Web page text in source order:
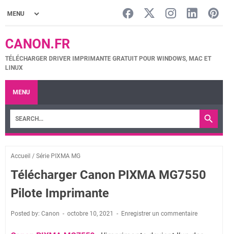
CANON.FR
TÉLÉCHARGER DRIVER IMPRIMANTE GRATUIT POUR WINDOWS, MAC ET
LINUX
MENU
Accueil / Série PIXMA MG
Télécharger Canon PIXMA MG7550
Pilote Imprimante
Posted by: Canon octobre 10, 2021 Enregistrer un commentaire